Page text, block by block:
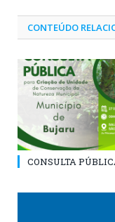
CONTEÚDO
CONSULTA